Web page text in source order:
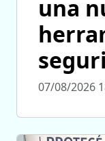
una
07/08/2026